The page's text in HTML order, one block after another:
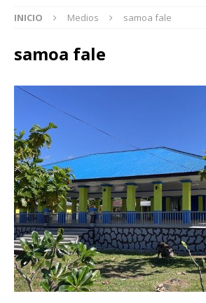
INICIO Medios samoa fale
samoa fale